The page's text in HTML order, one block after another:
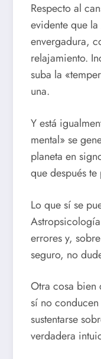
Respecto al
evidente que
envergadura,
relajamiento.
suba la
una.
Y está
mental» se
planeta en
que después
Lo que sí se
errores y,
seguro, no
Otra cosa bien
sí no
sustentarse
verdadera